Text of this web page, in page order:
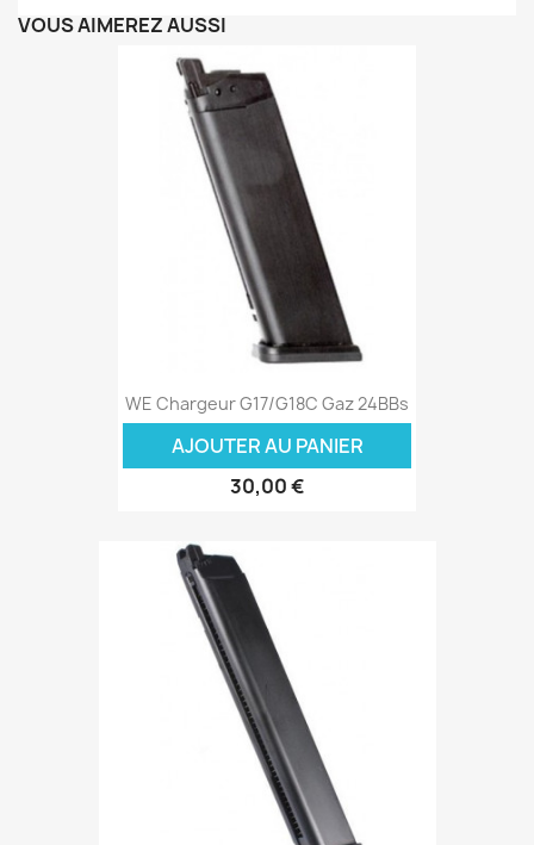
VOUS AIMEREZ AUSSI
WE Chargeur G17/G18C Gaz 24BBs
AJOUTER AU PANIER
30,00 €